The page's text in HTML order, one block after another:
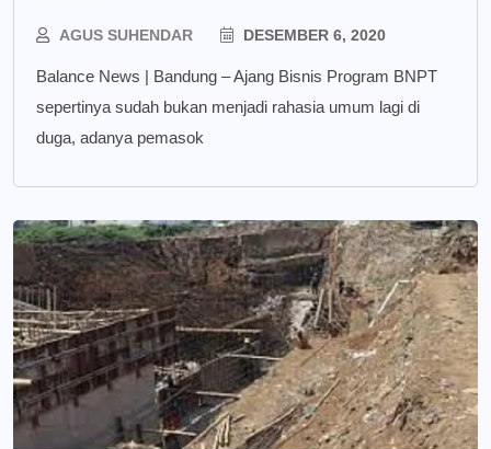
AGUS SUHENDAR DESEMBER 6, 2020
Balance News | Bandung – Ajang Bisnis Program BNPT
sepertinya sudah bukan menjadi rahasia umum lagi di
duga, adanya pemasok